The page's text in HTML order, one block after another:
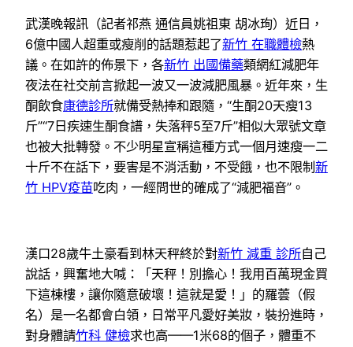
武漢晚報訊（記者祁燕 通信員姚祖東 胡冰珣）近日，
6億中國人超重或瘦削的話題惹起了新竹 在職體檢熱
議。在如許的佈景下，各新竹 出國備藥類網紅減肥年
夜法在社交前言掀起一波又一波減肥風暴。近年來，生
酮飲食康德診所就備受熱捧和跟隨，“生酮20天瘦13
斤”“7日疾速生酮食譜，失落秤5至7斤”相似大眾號文章
也被大批轉發。不少明星宣稱這種方式一個月速瘦一二
十斤不在話下，要害是不消活動，不受餓，也不限制新
竹 HPV疫苗吃肉，一經問世的確成了“減肥福音”。
漢口28歲牛土豪看到林天秤終於對新竹 減重 診所自己
說話，興奮地大喊：「天秤！別擔心！我用百萬現金買
下這棟樓，讓你隨意破壞！這就是愛！」的羅蕓（假
名）是一名都會白領，日常平凡愛好美妝，裝扮進時，
對身體請竹科 健檢求也高——1米68的個子，體重不